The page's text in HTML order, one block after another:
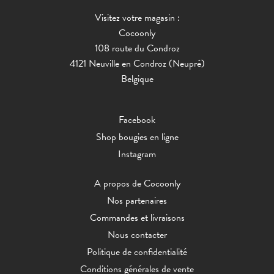
Visitez votre magasin :
Cocoonly
108 route du Condroz
4121 Neuville en Condroz (Neupré)
Belgique
Facebook
Shop bougies en ligne
Instagram
A propos de Cocoonly
Nos partenaires
Commandes et livraisons
Nous contacter
Politique de confidentialité
Conditions générales de vente